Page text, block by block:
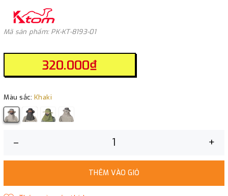
Mã sản phẩm: PK-KT-8193-01
320.000₫
Màu sắc: Khaki
– +
THÊM VÀO GIỎ